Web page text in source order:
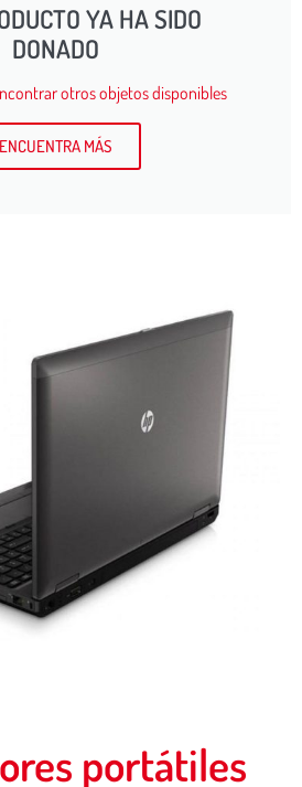
YA HA SIDO
DONADO
otros objetos disponibles
ENCUENTRA MÁS
portátiles